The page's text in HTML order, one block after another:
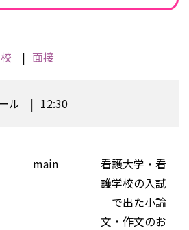
面接
ル 12:30
main
看護大学・看
護学校の入試
で出た小論
文・作文のお